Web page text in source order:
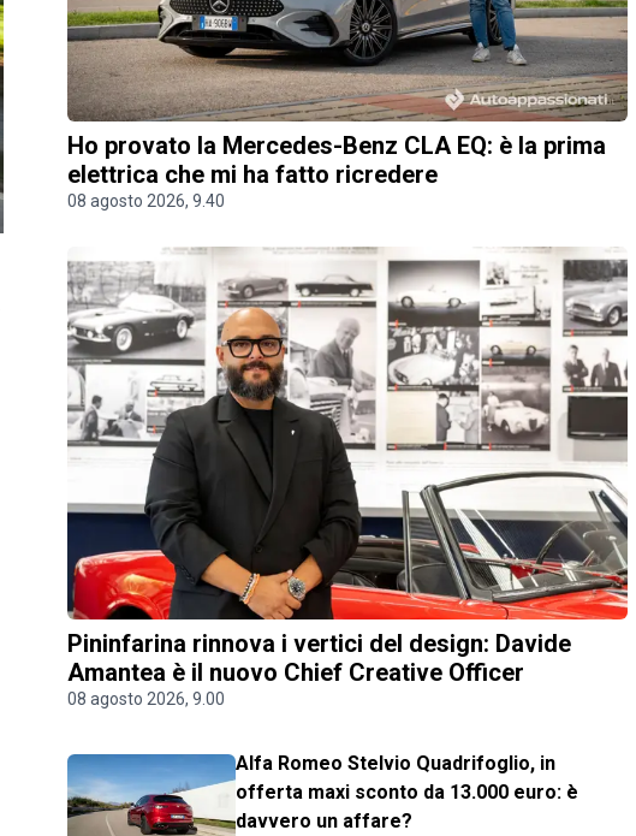
Ho provato la Mercedes-Benz CLA EQ: è la prima
elettrica che mi ha fatto ricredere
08 agosto 2026, 9.40
Pininfarina rinnova i vertici del design: Davide
Amantea è il nuovo Chief Creative Officer
08 agosto 2026, 9.00
Alfa Romeo Stelvio Quadrifoglio, in
offerta maxi sconto da 13.000 euro: è
davvero un affare?